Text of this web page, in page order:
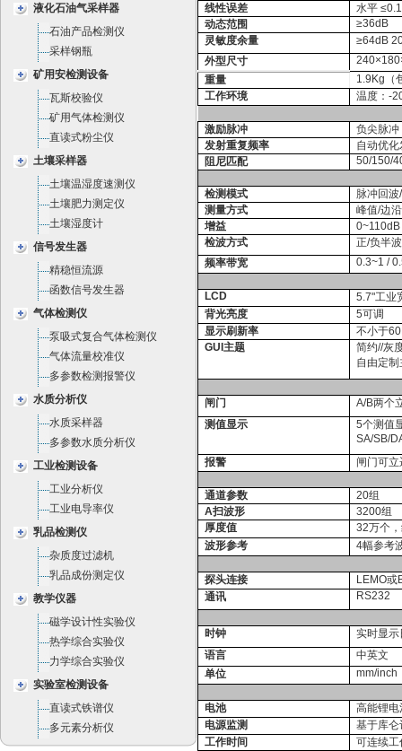
液化石油气采样器
石油产品检测仪
采样钢瓶
矿用安检测设备
瓦斯校验仪
矿用气体检测仪
直读式粉尘仪
土壤采样器
土壤温湿度速测仪
土壤肥力测定仪
土壤湿度计
信号发生器
精稳恒流源
函数信号发生器
气体检测仪
泵吸式复合气体检测仪
气体流量校准仪
多参数检测报警仪
水质分析仪
水质采样器
多参数水质分析仪
工业检测设备
工业分析仪
工业电导率仪
乳品检测仪
杂质度过滤机
乳品成份测定仪
教学仪器
磁学设计性实验仪
热学综合实验仪
力学综合实验仪
实验室检测设备
直读式铁谱仪
多元素分析仪
线性误差
水平
动态范围
≥36dB
灵敏度余量
≥64dB
外型尺寸
240
重量
1.9Kg
工作环境
温度：-
激励脉冲
负尖脉冲
发射重复频率
自动优
阻尼匹配
50/150/
检测模式
脉冲回
测量方式
峰值/边沿
增益
检波方式
正/负半
频率带宽
0.3~1 /
LCD 5.7"工业
背光亮度
5可调
显示刷新率
不小于
GUI主题
简约//灰
自由定制
闸门 A/B两个
测值显示
5个测值
SA/SB/
报警
闸门可
通道参数
20组
A扫波形
3200组
厚度值
32万个
波形参考
4幅参考
探头连接 LEMO或
通讯
RS232
时钟
实时显
语言
中英文
单位
mm/inch
电池
高能锂
电源监测
基于库
工作时间
可连续